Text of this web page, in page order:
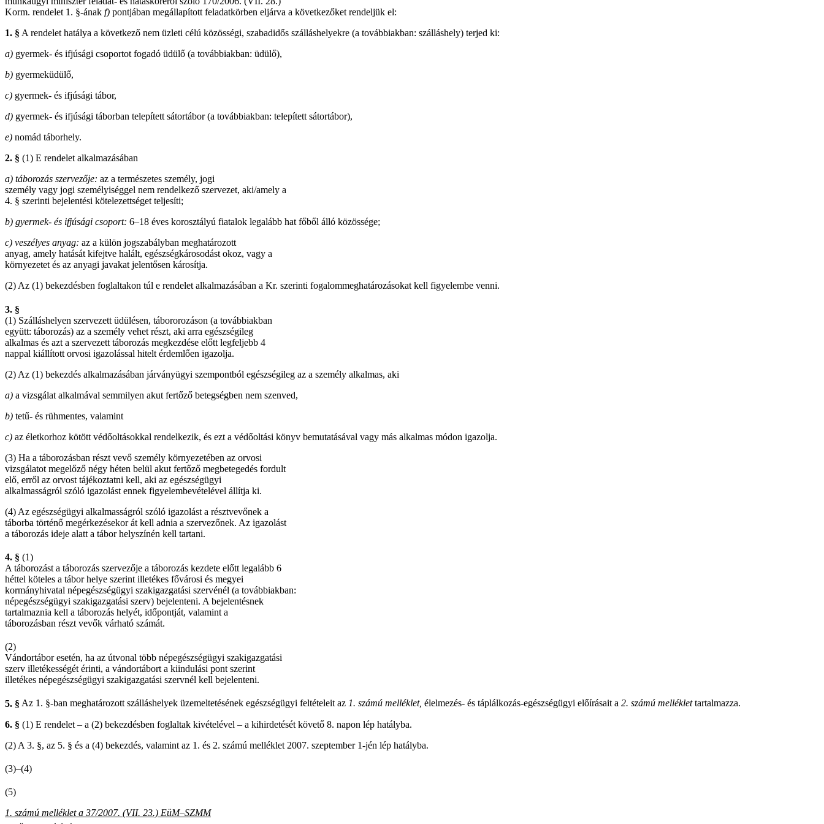
Korm. rendelet 1. §-ának f) pontjában megállapított feladatkörben eljárva a következőket rendeljük el:
1. § A rendelet hatálya a következő nem üzleti célú közösségi, szabadidős szálláshelyekre (a továbbiakban: szálláshely) terjed ki:
a) gyermek- és ifjúsági csoportot fogadó üdülő (a továbbiakban: üdülő),
b) gyermeküdülő,
c) gyermek- és ifjúsági tábor,
d) gyermek- és ifjúsági táborban telepített sátortábor (a továbbiakban: telepített sátortábor),
e) nomád táborhely.
2. § (1) E rendelet alkalmazásában
a) táborozás szervezője: az a természetes személy, jogi
személy vagy jogi személyiséggel nem rendelkező szervezet, aki/amely a
4. § szerinti bejelentési kötelezettséget teljesíti;
b) gyermek- és ifjúsági csoport: 6–18 éves korosztályú fiatalok legalább hat főből álló közössége;
c) veszélyes anyag: az a külön jogszabályban meghatározott
anyag, amely hatását kifejtve halált, egészségkárosodást okoz, vagy a
környezetet és az anyagi javakat jelentősen károsítja.
(2) Az (1) bekezdésben foglaltakon túl e rendelet alkalmazásában a Kr. szerinti fogalommeghatározásokat kell figyelembe venni.
3. §
(1) Szálláshelyen szervezett üdülésen, tábororozáson (a továbbiakban
együtt: táborozás) az a személy vehet részt, aki arra egészségileg
alkalmas és azt a szervezett táborozás megkezdése előtt legfeljebb 4
nappal kiállított orvosi igazolással hitelt érdemlően igazolja.
(2) Az (1) bekezdés alkalmazásában járványügyi szempontból egészségileg az a személy alkalmas, aki
a) a vizsgálat alkalmával semmilyen akut fertőző betegségben nem szenved,
b) tetű- és rühmentes, valamint
c) az életkorhoz kötött védőoltásokkal rendelkezik, és ezt a védőoltási könyv bemutatásával vagy más alkalmas módon igazolja.
(3) Ha a táborozásban részt vevő személy környezetében az orvosi
vizsgálatot megelőző négy héten belül akut fertőző megbetegedés fordult
elő, erről az orvost tájékoztatni kell, aki az egészségügyi
alkalmasságról szóló igazolást ennek figyelembevételével állítja ki.
(4) Az egészségügyi alkalmasságról szóló igazolást a résztvevőnek a
táborba történő megérkezésekor át kell adnia a szervezőnek. Az igazolást
a táborozás ideje alatt a tábor helyszínén kell tartani.
4. § (1)
A táborozást a táborozás szervezője a táborozás kezdete előtt legalább 6
héttel köteles a tábor helye szerint illetékes fővárosi és megyei
kormányhivatal népegészségügyi szakigazgatási szervénél (a továbbiakban:
népegészségügyi szakigazgatási szerv) bejelenteni. A bejelentésnek
tartalmaznia kell a táborozás helyét, időpontját, valamint a
táborozásban részt vevők várható számát.
(2)
Vándortábor esetén, ha az útvonal több népegészségügyi szakigazgatási
szerv illetékességét érinti, a vándortábort a kiindulási pont szerint
illetékes népegészségügyi szakigazgatási szervnél kell bejelenteni.
5. § Az 1. §-ban meghatározott szálláshelyek üzemeltetésének egészségügyi feltételeit az 1. számú melléklet, élelmezés- és táplálkozás-egészségügyi előírásait a 2. számú melléklettartalmazza.
6. § (1) E rendelet – a (2) bekezdésben foglaltak kivételével – a kihirdetését követő 8. napon lép hatályba.
(2) A 3. §, az 5. § és a (4) bekezdés, valamint az 1. és 2. számú melléklet 2007. szeptember 1-jén lép hatályba.
(3)–(4)
(5)
1. számú melléklet a 37/2007. (VII. 23.) EüM–SZMM